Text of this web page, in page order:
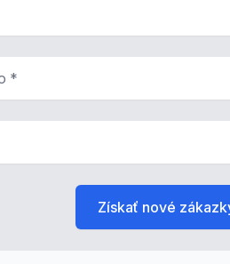
Získať nové